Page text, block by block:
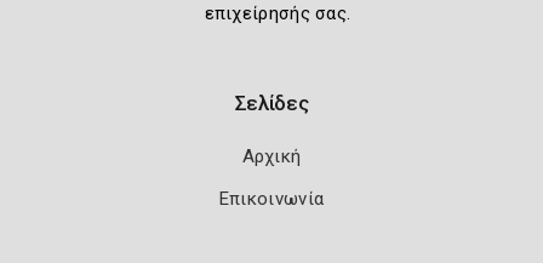
επιχείρησής σας.
Σελίδες
Αρχική
Επικοινωνία